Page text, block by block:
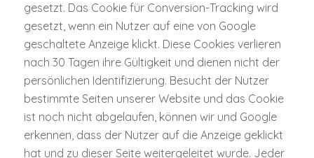
gesetzt. Das Cookie für Conversion-Tracking wird
gesetzt, wenn ein Nutzer auf eine von Google
geschaltete Anzeige klickt. Diese Cookies verlieren
nach 30 Tagen ihre Gültigkeit und dienen nicht der
persönlichen Identifizierung. Besucht der Nutzer
bestimmte Seiten unserer Website und das Cookie
ist noch nicht abgelaufen, können wir und Google
erkennen, dass der Nutzer auf die Anzeige geklickt
hat und zu dieser Seite weitergeleitet wurde. Jeder